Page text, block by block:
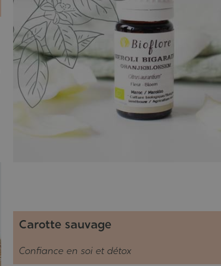
Carotte sauvage
Confiance en soi et détox